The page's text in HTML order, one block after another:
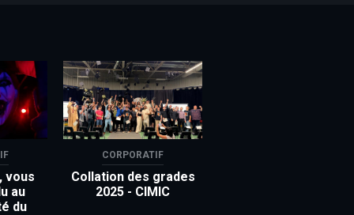
vous
au
du
CORPORATIF
Collation des grades
2025 - CIMIC